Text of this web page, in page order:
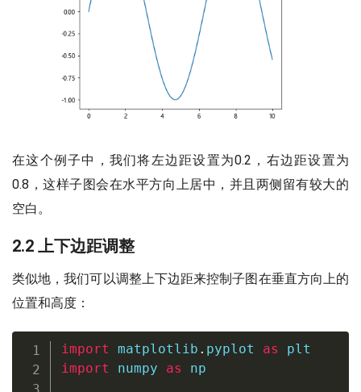
在这个例子中，我们将左边距设置为0.2，右边距设置为
0.8，这样子图会在水平方向上居中，并且两侧留有较大的
空白。
2.2 上下边距调整
类似地，我们可以调整上下边距来控制子图在垂直方向上的
位置和高度：
import matplotlib . pyplot as
import numpy as np